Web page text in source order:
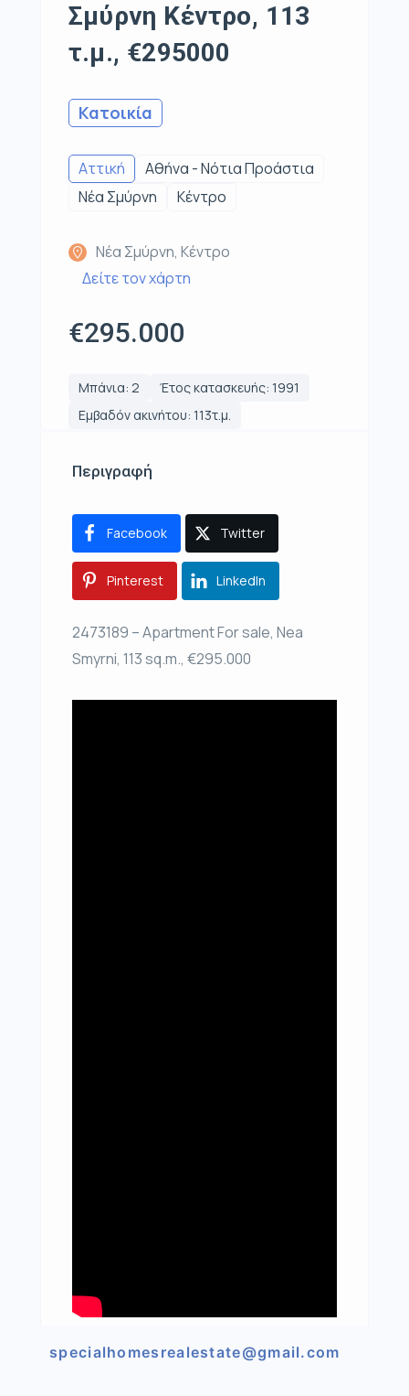
Σμύρνη Κέντρο, 113
τ.μ., €295000
Κατοικία
Αττική
Αθήνα - Νότια Προάστια
Νέα Σμύρνη
Κέντρο
Νέα Σμύρνη, Κέντρο
Δείτε τον χάρτη
€295.000
Μπάνια: 2
Έτος κατασκευής: 1991
Εμβαδόν ακινήτου: 113τ.μ.
Περιγραφή
Facebook Twitter
Pinterest LinkedIn
2473189 – Apartment For sale, Nea
Smyrni, 113 sq.m., €295.000
specialhomesrealestate@gmail.com